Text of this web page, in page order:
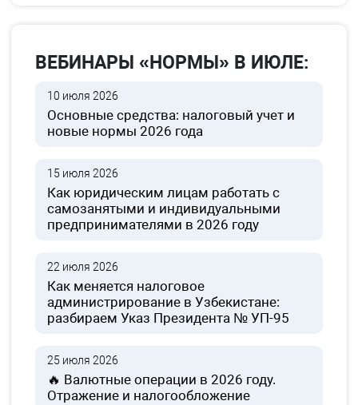
ВЕБИНАРЫ «НОРМЫ» В ИЮЛЕ:
10 июля 2026
Основные средства: налоговый учет и
новые нормы 2026 года
15 июля 2026
Как юридическим лицам работать с
самозанятыми и индивидуальными
предпринимателями в 2026 году
22 июля 2026
Как меняется налоговое
администрирование в Узбекистане:
разбираем Указ Президента № УП-95
25 июля 2026
🔥 Валютные операции в 2026 году.
Отражение и налогообложение